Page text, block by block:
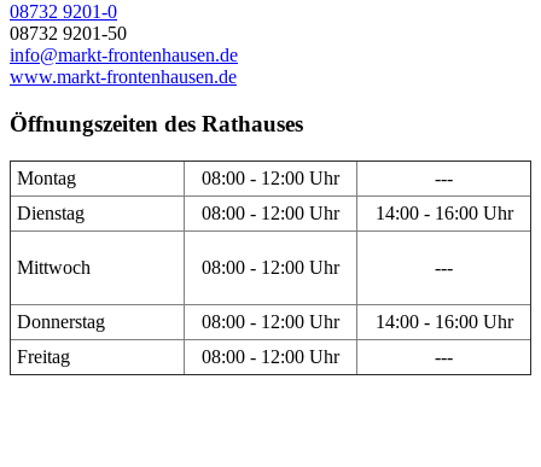
08732 9201-0
08732 9201-50
info@markt-frontenhausen.de
www.markt-frontenhausen.de
Öffnungszeiten des Rathauses
Montag 08:00 - 12:00 Uhr
---
Dienstag
08:00 - 12:00 Uhr 14:00 - 16:00 Uhr
Mittwoch 08:00 - 12:00 Uhr ---
Donnerstag 08:00 - 12:00 Uhr
14:00 - 16:00 Uhr
Freitag
08:00 - 12:00 Uhr ---